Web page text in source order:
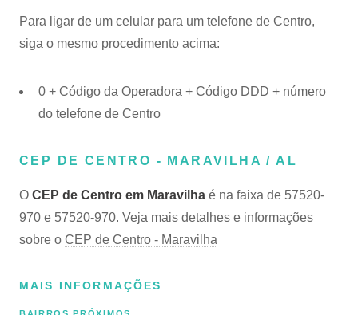
Para ligar de um celular para um telefone de Centro,
siga o mesmo procedimento acima:
0 + Código da Operadora + Código DDD + número
do telefone de Centro
CEP DE CENTRO - MARAVILHA / AL
O CEP de Centro em Maravilha é na faixa de 57520-
970 e 57520-970. Veja mais detalhes e informações
sobre o CEP de Centro - Maravilha
MAIS INFORMAÇÕES